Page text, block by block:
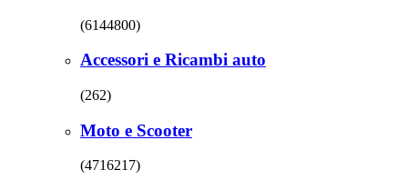
(6144800)
Accessori e Ricambi auto
(262)
Moto e Scooter
(4716217)